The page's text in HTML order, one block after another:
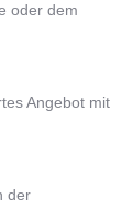
oder dem
Angebot mit
der